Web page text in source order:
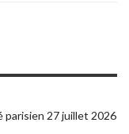
parisien 27 juillet 2026